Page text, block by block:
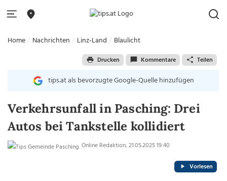
Home Nachrichten Linz-Land Blaulicht
Drucken Kommentare Teilen
tips.at als bevorzugte Google-Quelle hinzufügen
Verkehrsunfall in Pasching: Drei
Autos bei Tankstelle kollidiert
Online Redaktion, 21.05.2025 19:40
Vorlesen